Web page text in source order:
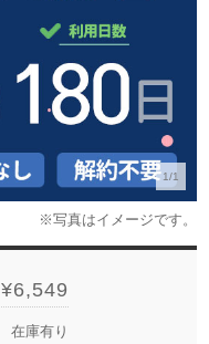
1/1
¥6,549
在庫有り